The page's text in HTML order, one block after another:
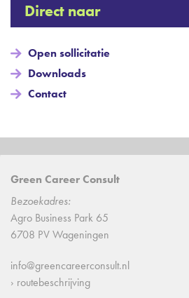
Direct naar
Open sollicitatie
Downloads
Contact
Green Career Consult
Bezoekadres:
Agro Business Park 65
6708 PV Wageningen
info@greencareerconsult.nl
› routebeschrijving